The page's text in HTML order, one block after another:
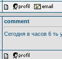
comment
Сегодня в часов 6